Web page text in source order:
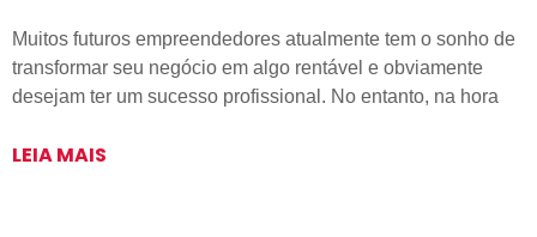
Muitos futuros empreendedores atualmente tem o sonho de
transformar seu negócio em algo rentável e obviamente
desejam ter um sucesso profissional. No entanto, na hora
LEIA MAIS